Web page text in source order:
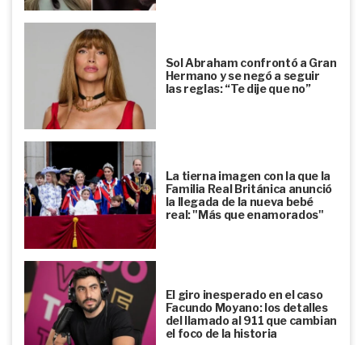
Sol Abraham confrontó a Gran
Hermano y se negó a seguir
las reglas: “Te dije que no”
La tierna imagen con la que la
Familia Real Británica anunció
la llegada de la nueva bebé
real: "Más que enamorados"
El giro inesperado en el caso
Facundo Moyano: los detalles
del llamado al 911 que cambian
el foco de la historia